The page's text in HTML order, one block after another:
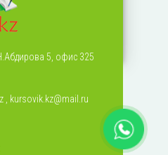
5, офис 325
kursovik.kz@mail.ru